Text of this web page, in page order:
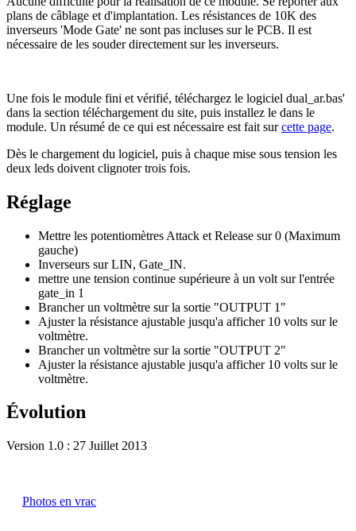
plans de câblage et d'implantation. Les résistances de 10K des
inverseurs 'Mode Gate' ne sont pas incluses sur le PCB. Il est
nécessaire de les souder directement sur les inverseurs.
Une fois le module fini et vérifié, téléchargez le logiciel dual_ar.bas'
dans la section téléchargement du site, puis installez le dans le
module. Un résumé de ce qui est nécessaire est fait surcette page.
Dès le chargement du logiciel, puis à chaque mise sous tension les
deux leds doivent clignoter trois fois.
Réglage
Mettre les potentiomètres Attack et Release sur 0 (Maximum
gauche)
Inverseurs sur LIN, Gate_IN.
mettre une tension continue supérieure à un volt sur l'entrée
gate_in 1
Brancher un voltmètre sur la sortie "OUTPUT 1"
Ajuster la résistance ajustable jusqu'a afficher 10 volts sur le
voltmètre.
Brancher un voltmètre sur la sortie "OUTPUT 2"
Ajuster la résistance ajustable jusqu'a afficher 10 volts sur le
voltmètre.
Évolution
Version 1.0 : 27 Juillet 2013
Photos en vrac